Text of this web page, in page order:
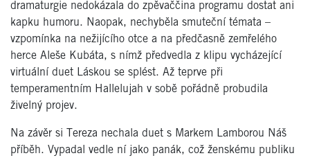
dramaturgie nedokázala do zpěvaččina programu dostat ani
kapku humoru. Naopak, nechyběla smuteční témata –
vzpomínka na nežijícího otce a na předčasně zemřelého
herce Aleše Kubáta, s nímž předvedla z klipu vycházející
virtuální duet Láskou se splést. Až teprve při
temperamentním Hallelujah v sobě pořádně probudila
živelný projev.
Na závěr si Tereza nechala duet s Markem Lamborou Náš
příběh. Vypadal vedle ní jako panák, což ženskému publiku